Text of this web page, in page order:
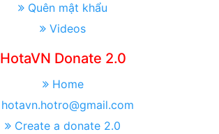
Quên mật khẩu
Videos
HotaVN Donate 2.0
Home
hotavn.hotro@gmail.com
Create a donate 2.0